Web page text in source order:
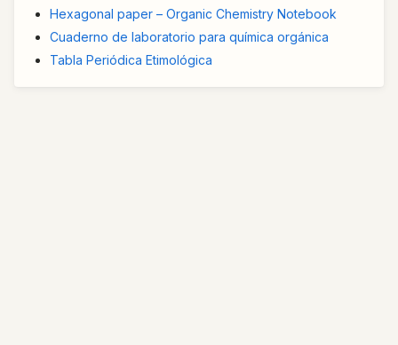
Hexagonal paper – Organic Chemistry Notebook
Cuaderno de laboratorio para química orgánica
Tabla Periódica Etimológica